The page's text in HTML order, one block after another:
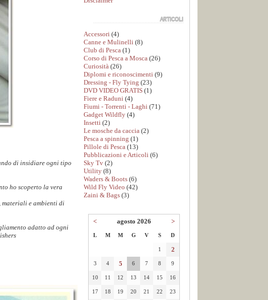
di insidiare ogni tipo
ho scoperto la vera
materiali e ambienti di
adatto ad ogni
Accessori (4)
Canne e Mulinelli (8)
Club di Pesca (1)
Corso di Pesca a Mosca (26)
Curiosità (26)
Diplomi e riconoscimenti (9)
Dressing - Fly Tying (23)
DVD VIDEO GRATIS (1)
Fiere e Raduni (4)
Fiumi - Torrenti - Laghi (71)
Gadget Wildfly (4)
Insetti (2)
Le mosche da caccia (2)
Pesca a spinning (1)
Pillole di Pesca (13)
Pubblicazioni e Articoli (6)
Sky Tv (2)
Utility (8)
Waders & Boots (6)
Wild Fly Video (42)
Zaini & Bags (3)
< agosto 2026 >
L M M G V S D
1 2
3 4 5 6 7 8 9
10 11 12 13 14 15 16
17 18 19 20 21 22 23